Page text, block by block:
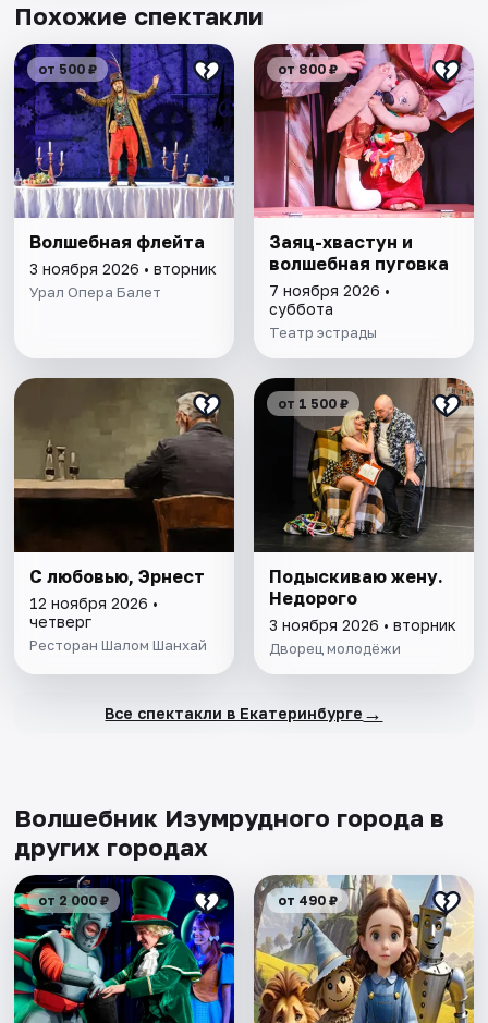
Похожие спектакли
от 500 ₽
Волшебная флейта
3 ноября 2026 • вторник
Урал Опера Балет
от 800 ₽
Заяц-хвастун и
волшебная пуговка
7 ноября 2026 •
суббота
Театр эстрады
С любовью, Эрнест
12 ноября 2026 •
четверг
Ресторан Шалом Шанхай
от 1 500 ₽
Подыскиваю жену.
Недорого
3 ноября 2026 • вторник
Дворец молодёжи
Все спектакли в Екатеринбурге →
Волшебник Изумрудного города в
других городах
от 2 000 ₽ от 490 ₽